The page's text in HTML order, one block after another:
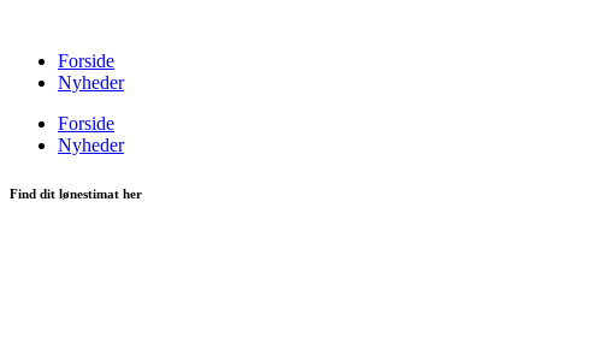
indholdForside
Nyheder
Forside
Nyheder
Find dit lønestimat her